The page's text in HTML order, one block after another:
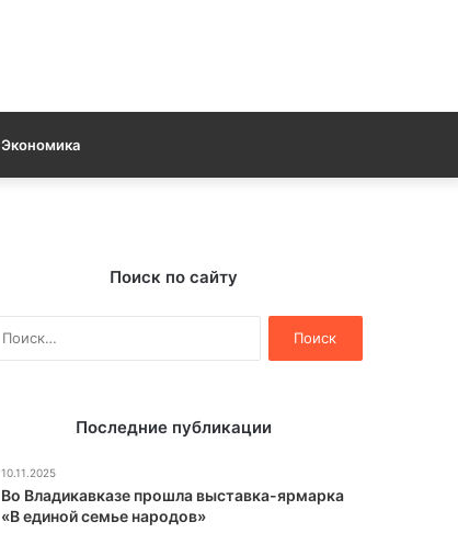
Экономика
Поиск по сайту
Последние публикации
10.11.2025
Во Владикавказе прошла выставка-ярмарка
«В единой семье народов»